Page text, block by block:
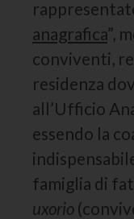
anagrafica”,
conviventi,
residenza
all’Ufficio
essendo la
famiglia di
uxorio